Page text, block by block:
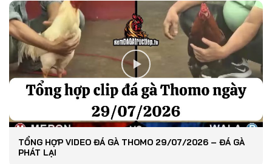
TỔNG HỢP VIDEO ĐÁ GÀ THOMO 29/07/2026 – ĐÁ GÀ
PHÁT LẠI